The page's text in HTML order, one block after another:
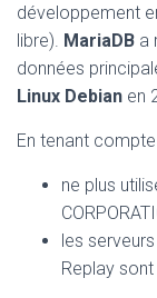
développement
libre). MariaDB a
données
Linux Debian en
En tenant
ne plus
les
Replay